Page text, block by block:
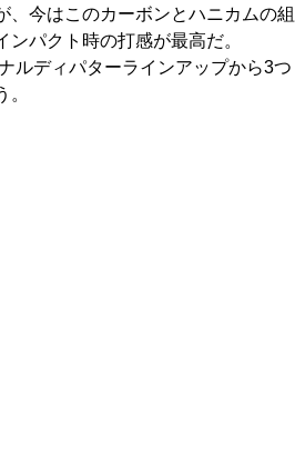
、今はこのカーボンとハニカムの組
パクト時の打感が最高だ。
ルディパターラインアップから3つ